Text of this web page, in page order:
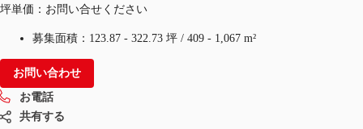
坪単価：お問い合せください
募集面積： 123.87 - 322.73 坪 / 409 - 1,067 m²
お問い合わせ
お電話
共有する